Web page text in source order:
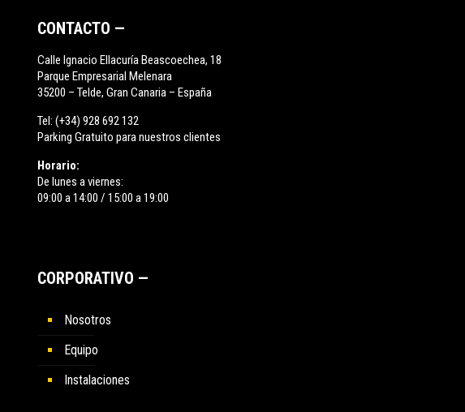
CONTACTO —
Calle Ignacio Ellacuría Beascoechea, 18
Parque Empresarial Melenara
35200 – Telde, Gran Canaria – España
Tel:(+34) 928 692 132
Parking Gratuito para nuestros clientes
Horario:
De lunes a viernes:
09:00 a 14:00 / 15:00 a 19:00
CORPORATIVO —
Nosotros
Equipo
Instalaciones